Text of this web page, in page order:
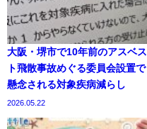
大阪・堺市で10年前のアスベス
ト飛散事故めぐる委員会設置で
懸念される対象疾病減らし
2026.05.22